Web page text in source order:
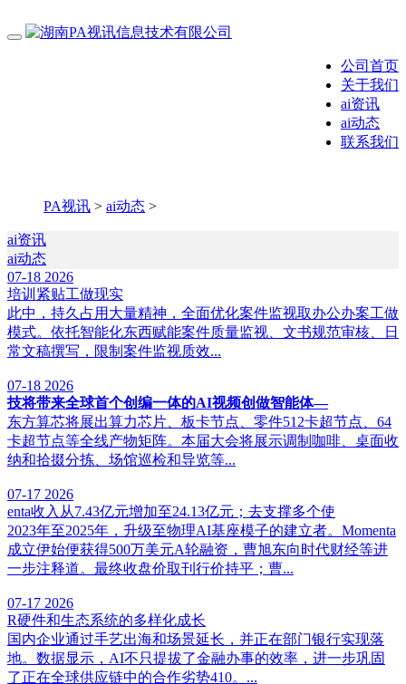
公司首页
关于我们
ai资讯
ai动态
联系我们
PA视讯 > ai动态 >
ai资讯
ai动态
07-18 2026
培训紧贴工做现实
此中，持久占用大量精神，全面优化案件监视取办公办案工做
模式。依托智能化东西赋能案件质量监视、文书规范审核、日
常文稿撰写，限制案件监视质效...
07-18 2026
技将带来全球首个创编一体的AI视频创做智能体—
东方算芯将展出算力芯片、板卡节点、零件512卡超节点、64
卡超节点等全线产物矩阵。本届大会将展示调制咖啡、桌面收
纳和拾掇分拣、场馆巡检和导览等...
07-17 2026
enta收入从7.43亿元增加至24.13亿元；去支撑多个使
2023年至2025年，升级至物理AI基座模子的建立者。Momenta
成立伊始便获得500万美元A轮融资，曹旭东向时代财经等进
一步注释道。最终收盘价取刊行价持平；曹...
07-17 2026
R硬件和生态系统的多样化成长
国内企业通过手艺出海和场景延长，并正在部门银行实现落
地。数据显示，AI不只提拔了金融办事的效率，进一步巩固
了正在全球供应链中的合作劣势410。...